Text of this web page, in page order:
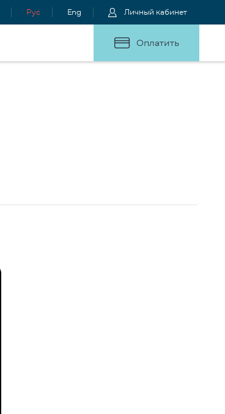
Рус Eng Личный кабинет
Оплатить